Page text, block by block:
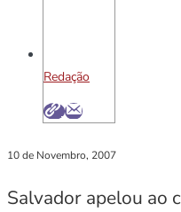
Redação
10 de Novembro, 2007
Salvador apelou ao